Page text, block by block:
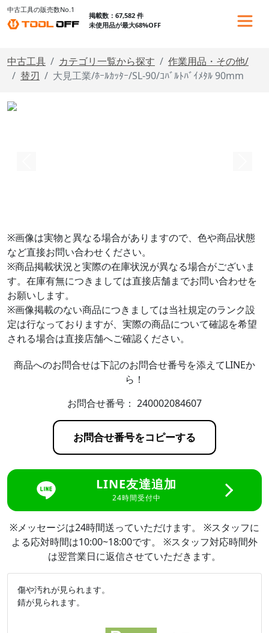
中古工具の販売数No.1
掲載数：67,582 件
未使用品が最大68%OFF
中古工具 カテゴリ一覧から探す
作業用品・その他/
替刃
大見工業/ﾎｰﾙｶｯﾀｰ/SL-90/ｺﾊﾞﾙﾄﾊﾞｲﾒﾀﾙ 90mm
※画像は実物と異なる場合がありますので、色や商品状態
など直接お問い合わせください。
※商品掲載状況と実際の在庫状況が異なる場合がございま
す。在庫有無につきましては直接店舗までお問い合わせを
お願いします。
※画像掲載のない商品につきましては当社規定のランク設
定は行なっておりますが、実際の商品について確認を希望
される場合は直接店舗へご確認ください。
商品へのお問合せは下記のお問合せ番号を添えてLINEか
ら！
お問合せ番号： 240002084607
お問合せ番号をコピーする
LINE友達追加
24時間受付中
※メッセージは24時間送っていただけます。 ※スタッフに
よる応対時間は10:00~18:00です。 ※スタッフ対応時間外
は翌営業日に返信させていただきます。
傷や汚れが見られます。
錆が見られます。